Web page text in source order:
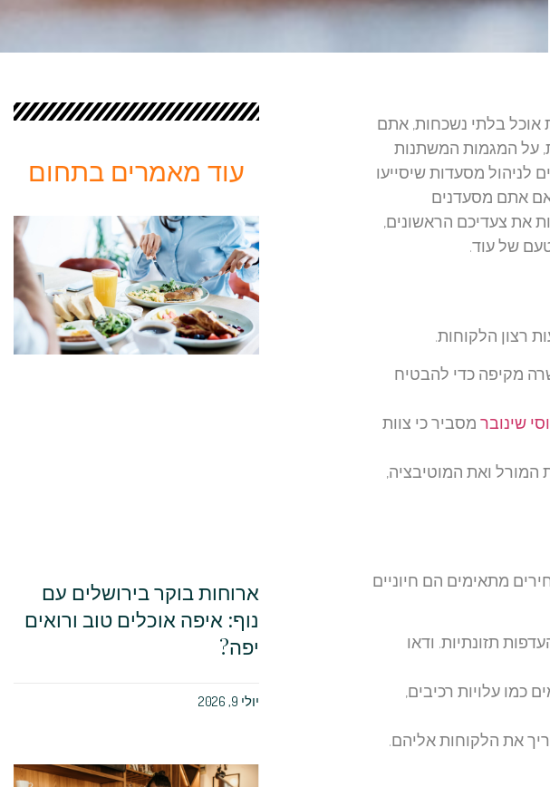
אוכל בלתי נשכחות, אתם
על המגמות המשתנות
לניהול מסעדות שיסייעו
אתם מסעדנים
את צעדיכם הראשונים,
של עוד.
רצון הלקוחות.
מקיפה כדי להבטיח
שינובר מסביר כי צוות
המורל ואת המוטיבציה,
מתאימים הם חיוניים
תזונתיות. ודאו
כמו עלויות רכיבים,
את הלקוחות אליהם.
עוד מאמרים בתחום
ארוחות בוקר בירושלים עם
נוף: איפה אוכלים טוב ורואים
יפה?
יולי 9, 2026